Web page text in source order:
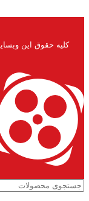
کلیه حقوق این